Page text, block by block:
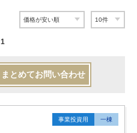
1
まとめてお問い合わせ
事業投資用 一棟